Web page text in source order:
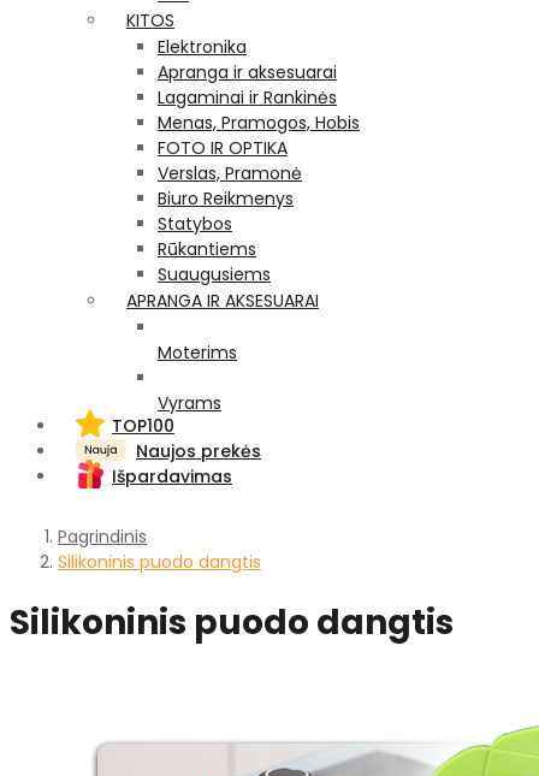
KITOS
Elektronika
Apranga ir aksesuarai
Lagaminai ir Rankinės
Menas, Pramogos, Hobis
FOTO IR OPTIKA
Verslas, Pramonė
Biuro Reikmenys
Statybos
Rūkantiems
Suaugusiems
APRANGA IR AKSESUARAI
Moterims
Vyrams
TOP100
Naujos prekės
Išpardavimas
Pagrindinis
Silikoninis puodo dangtis
Silikoninis puodo dangtis